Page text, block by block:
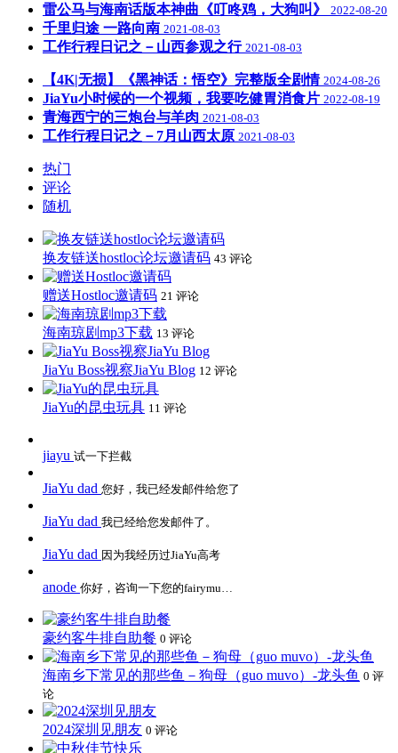
雷公马与海南话版本神曲《叮咚鸡，大狗叫》 2022-08-20
千里归途 一路向南 2021-08-03
工作行程日记之－山西参观之行 2021-08-03
【4K|无损】《黑神话：悟空》完整版全剧情 2024-08-26
JiaYu小时候的一个视频，我要吃健胃消食片 2022-08-19
青海西宁的三炮台与羊肉 2021-08-03
工作行程日记之－7月山西太原 2021-08-03
热门
评论
随机
换友链送hostloc论坛邀请码 43 评论
赠送Hostloc邀请码 21 评论
海南琼剧mp3下载 13 评论
JiaYu Boss视察JiaYu Blog 12 评论
JiaYu的昆虫玩具 11 评论
jiayu 试一下拦截
JiaYu dad 您好，我已经发邮件给您了
JiaYu dad 我已经给您发邮件了。
JiaYu dad 因为我经历过JiaYu高考
anode 你好，咨询一下您的fairymu…
豪约客牛排自助餐 0 评论
海南乡下常见的那些鱼－狗母（guo muvo）-龙头鱼 0 评
论
2024深圳见朋友 0 评论